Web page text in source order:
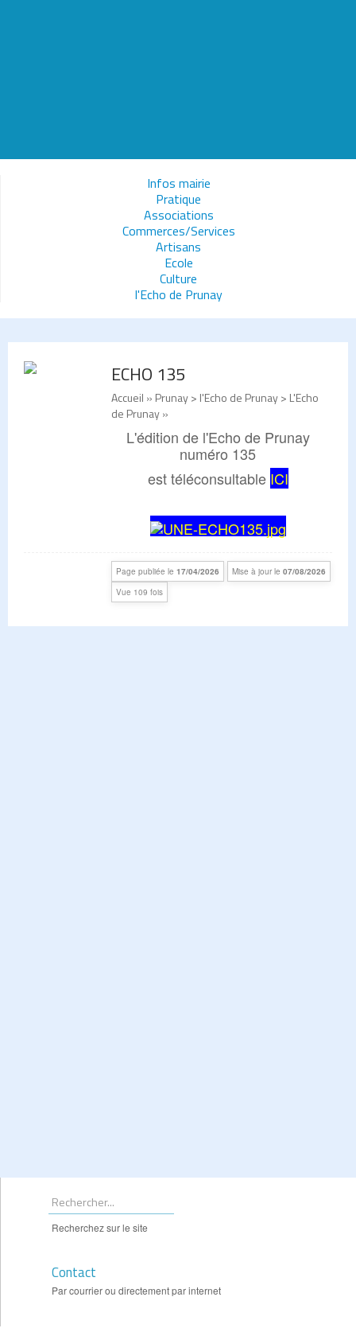
Infos mairie
Pratique
Associations
Commerces/Services
Artisans
Ecole
Culture
l'Echo de Prunay
ECHO 135
Accueil » Prunay > l'Echo de Prunay > L'Echo
de Prunay »
L'édition de l'Echo de Prunay
numéro 135
est téléconsultable ICI
Page publiée le 17/04/2026 Mise à jour le 07/08/2026
Vue 109 fois
Recherchez sur le site
Contact
Par courrier ou directement par internet